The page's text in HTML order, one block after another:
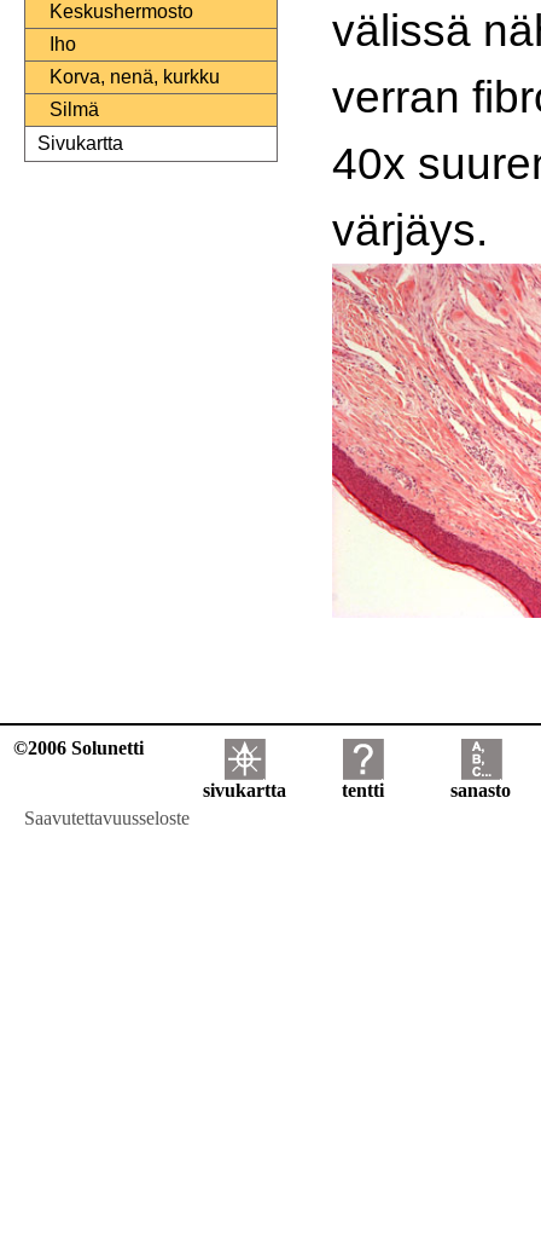
Keskushermosto
Iho
Korva, nenä, kurkku
Silmä
Sivukartta
välissä
verran
40x
värjäys.
©2006 Solunetti
sivukartta tentti
sanasto
Saavutettavuusseloste